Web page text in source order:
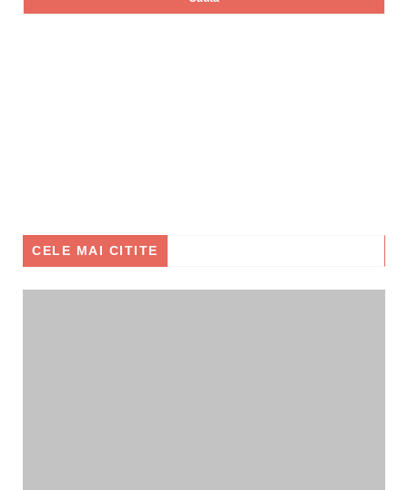
CELE MAI CITITE